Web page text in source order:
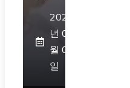
2026
년 08
월 05
일